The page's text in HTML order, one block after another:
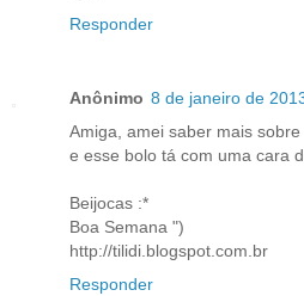
Responder
Anônimo 8 de janeiro de
Amiga, amei saber mais sobre
e esse bolo tá com uma cara
Beijocas :*
Boa Semana ")
http://tilidi.blogspot.com.br
Responder